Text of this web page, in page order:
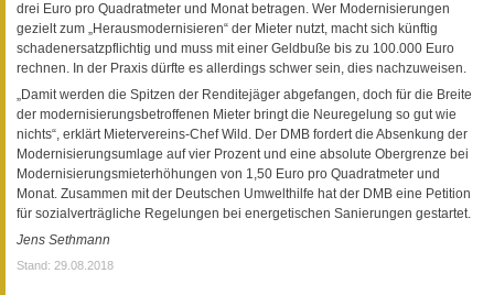
drei Euro pro Quadratmeter und Monat betragen. Wer Modernisierungen
gezielt zum „Herausmodernisieren“ der Mieter nutzt, macht sich künftig
schadenersatzpflichtig und muss mit einer Geldbuße bis zu 100.000 Euro
rechnen. In der Praxis dürfte es allerdings schwer sein, dies nachzuweisen.
„Damit werden die Spitzen der Renditejäger abgefangen, doch für die Breite
der modernisierungsbetroffenen Mieter bringt die Neuregelung so gut wie
nichts“, erklärt Mietervereins-Chef Wild. Der DMB fordert die Absenkung der
Modernisierungsumlage auf vier Prozent und eine absolute Obergrenze bei
Modernisierungsmieterhöhungen von 1,50 Euro pro Quadratmeter und
Monat. Zusammen mit der Deutschen Umwelthilfe hat der DMB eine Petition
für sozialverträgliche Regelungen bei energetischen Sanierungen gestartet.
Jens Sethmann
Stand: 29.08.2018